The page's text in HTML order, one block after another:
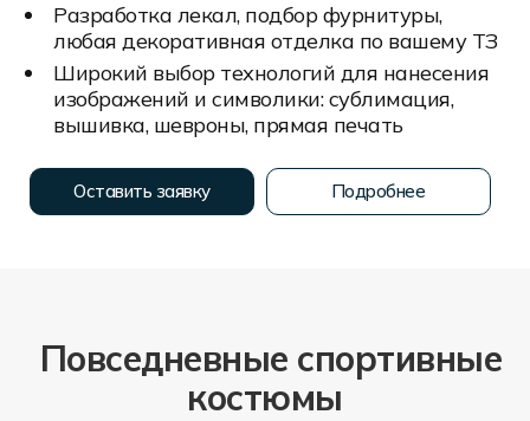
Разработка лекал, подбор фурнитуры,
любая декоративная отделка по вашему ТЗ
Широкий выбор технологий для нанесения
изображений и символики: сублимация,
вышивка, шевроны, прямая печать
Оставить заявку Подробнее
Повседневные спортивные
костюмы